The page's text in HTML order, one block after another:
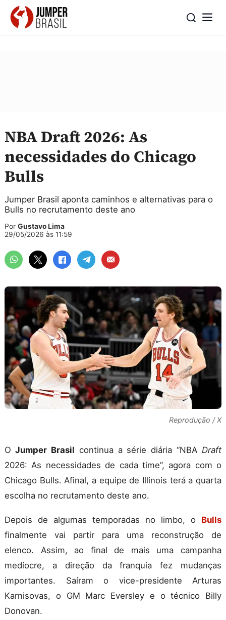
NBA Draft 2026: As
necessidades do Chicago
Bulls
Jumper Brasil aponta caminhos e alternativas para o
Bulls no recrutamento deste ano
Por Gustavo Lima
29/05/2026 às 11:59
Reprodução / X
O Jumper Brasil continua a série diária “NBA Draft
2026: As necessidades de cada time”, agora com o
Chicago Bulls. Afinal, a equipe de Illinois terá a quarta
escolha no recrutamento deste ano.
Depois de algumas temporadas no limbo, o Bulls
finalmente vai partir para uma reconstrução de
elenco. Assim, ao final de mais uma campanha
medíocre, a direção da franquia fez mudanças
importantes. Saíram o vice-presidente Arturas
Karnisovas, o GM Marc Eversley e o técnico Billy
Donovan.